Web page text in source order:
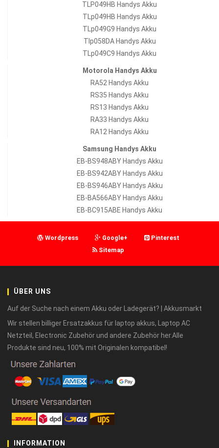
TLP049HB Handys Akku
TLp049HB Handys Akku
TLp049G9 Handys Akku
Tlp058DA Handys Akku
TLp049C9 Handys Akku
Motorola Handys Akku
RA52 Handys Akku
RS35 Handys Akku
RS13 Handys Akku
RA33 Handys Akku
RA12 Handys Akku
Samsung Handys Akku
EB-BS948ABY Handys Akku
EB-BS942ABY Handys Akku
EB-BS946ABY Handys Akku
EB-BA566ABY Handys Akku
EB-BC915ABE Handys Akku
Wordpress Google+
Pinterest
Sitemap
ÜBER UNS
Auf der Suche nach einem Akku oder Ladegerät? | Akkusmarkt
Wir stellen billiger Ersatzakkus für laptop akkus, Laptop AC
Netzteil, Electronic Zubehör und andere Zubehör her.Alle
Produkte sind neu, 100% mit Originalen kompatibel!
INFORMATION